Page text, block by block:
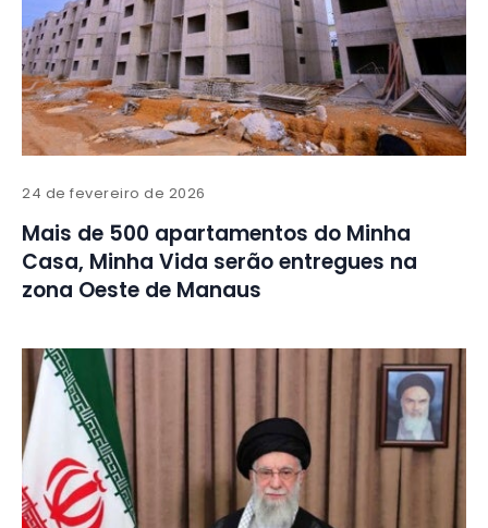
24 de fevereiro de 2026
Mais de 500 apartamentos do Minha
Casa, Minha Vida serão entregues na
zona Oeste de Manaus